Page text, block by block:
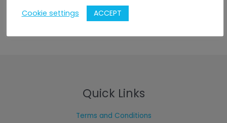
Buy charcoal and graphite art
Quick Links
Terms and Conditions
Cookie settings
ACCEPT